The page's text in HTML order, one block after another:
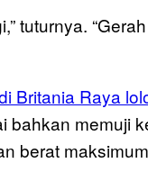
tuturnya.
Britania Raya
memuji
berat